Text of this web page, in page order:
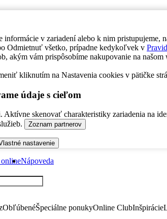
informácie v zariadení alebo k nim
Odmietnuť všetko, prípadne kedykoľvek v
akým vám prispôsobíme nakupovanie na našom
kliknutím na Nastavenia cookies v pätičke
údaje s cieľom
Aktívne skenovať charakteristiky zariadenia na
Zoznam partnerov
nastavenie
Nápoveda
ObľúbenéŠpeciálne ponukyOnline ClubInšpirácie